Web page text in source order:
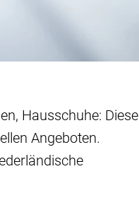
Hausschuhe: Diese
Angeboten.